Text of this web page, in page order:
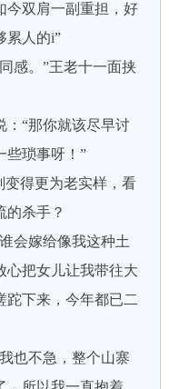
今双肩一副重担，好
累人的i”
。”王老十一面挟
“那你就该尽早讨
些琐事呀！”
得更为老实样，看
的杀手？
嫁给像我这种土
心把女儿让我带往大
跎下来，今年都已二
也不急，整个山寨